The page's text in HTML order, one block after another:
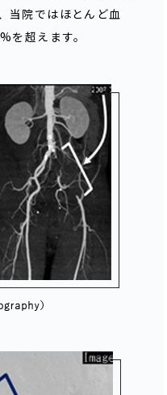
当院ではほとんど血
を超えます。